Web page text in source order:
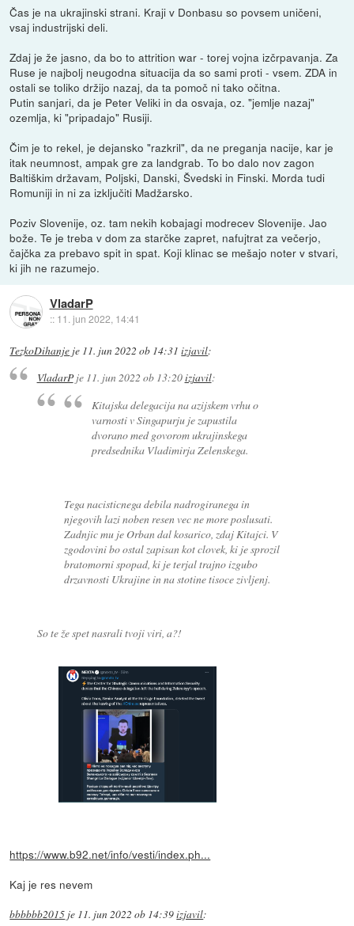
Čas je na ukrajinski strani. Kraji v Donbasu so povsem uničeni,
vsaj industrijski deli.
Zdaj je že jasno, da bo to attrition war - torej vojna izčrpavanja. Za
Ruse je najbolj neugodna situacija da so sami proti - vsem. ZDA in
ostali se toliko držijo nazaj, da ta pomoč ni tako očitna.
Putin sanjari, da je Peter Veliki in da osvaja, oz. "jemlje nazaj"
ozemlja, ki "pripadajo" Rusiji.
Čim je to rekel, je dejansko "razkril", da ne preganja nacije, kar je
itak neumnost, ampak gre za landgrab. To bo dalo nov zagon
Baltiškim državam, Poljski, Danski, Švedski in Finski. Morda tudi
Romuniji in ni za izključiti Madžarsko.
Poziv Slovenije, oz. tam nekih kobajagi modrecev Slovenije. Jao
bože. Te je treba v dom za starčke zapret, nafujtrat za večerjo,
čajčka za prebavo spit in spat. Koji klinac se mešajo noter v stvari,
ki jih ne razumejo.
VladarP
:: 11. jun 2022, 14:41
TezkoDihanje je 11. jun 2022 ob 14:31 izjavil:
VladarPje 11. jun 2022 ob 13:20izjavil:
Kitajska delegacija na azijskem vrhu o
varnosti v Singapurju je zapustila
dvorano med govorom ukrajinskega
predsednika Vladimirja Zelenskega.
Tega nacisticnega debila nadrogiranega in
njegovih lazi noben resen vec ne more poslusati.
Zadnjic mu je Orban dal kosarico, zdaj Kitajci. V
zgodovini bo ostal zapisan kot clovek, ki je sprozil
bratomorni spopad, ki je terjal trajno izgubo
drzavnosti Ukrajine in na stotine tisoce zivljenj.
So te že spet nasrali tvoji viri, a?!
https://www.b92.net/info/vesti/index.ph...
Kaj je res nevem
bbbbbb2015 je 11. jun 2022 ob 14:39izjavil: